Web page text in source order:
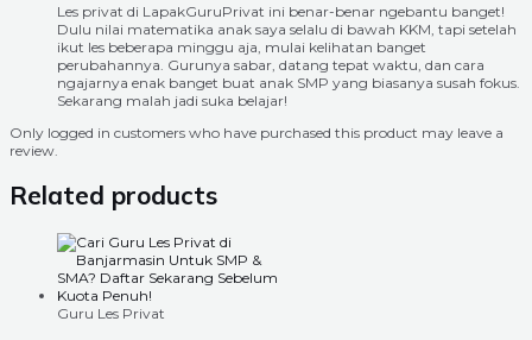
Les privat di LapakGuruPrivat ini benar-benar ngebantu banget!
Dulu nilai matematika anak saya selalu di bawah KKM, tapi setelah
ikut les beberapa minggu aja, mulai kelihatan banget
perubahannya. Gurunya sabar, datang tepat waktu, dan cara
ngajarnya enak banget buat anak SMP yang biasanya susah fokus.
Sekarang malah jadi suka belajar!
Only logged in customers who have purchased this product may leave a
review.
Related products
Guru Les Privat